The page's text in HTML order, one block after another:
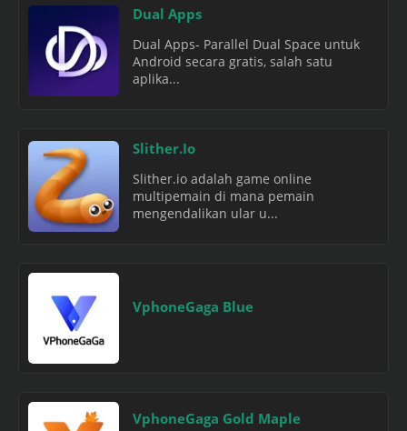
Dual Apps
Dual Apps- Parallel Dual Space untuk
Android secara gratis, salah satu
aplika...
Slither.Io
Slither.io adalah game online
multipemain di mana pemain
mengendalikan ular u...
VphoneGaga Blue
VphoneGaga Gold Maple